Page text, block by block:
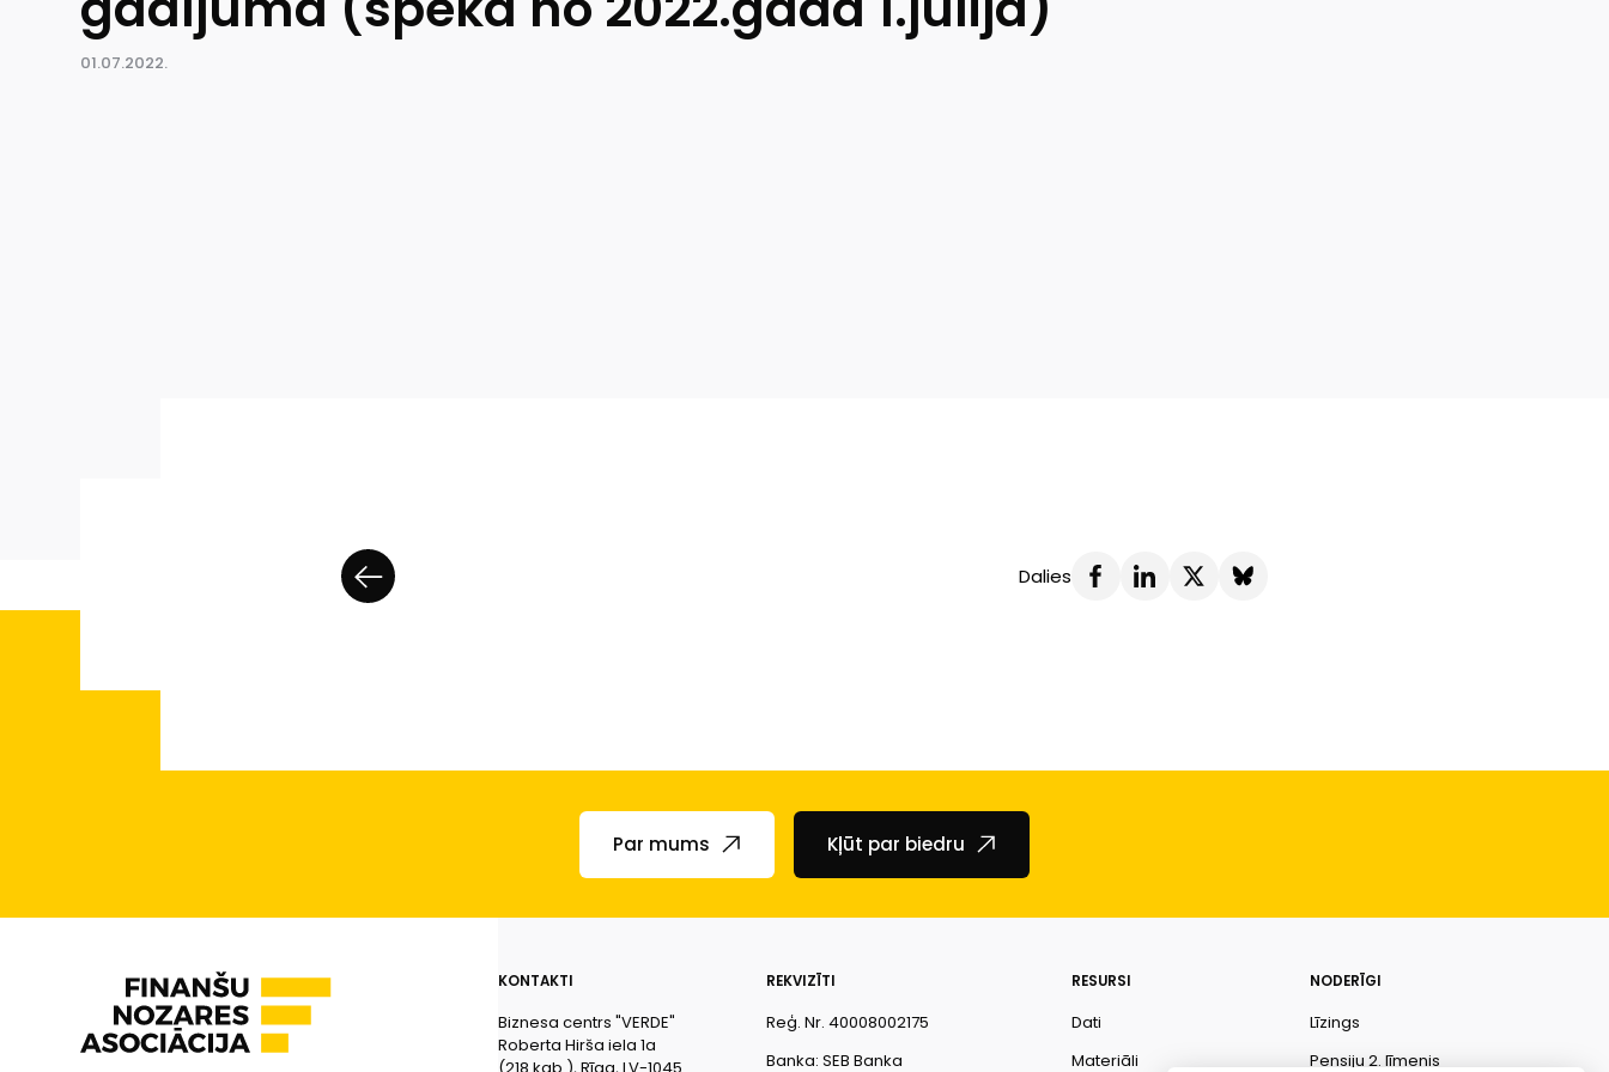
01.07.2022.
Dalies
Par mums Kļūt par biedru
KONTAKTI
Biznesa centrs "VERDE"
Roberta Hirša iela 1a
(218.kab.), Rīga, LV-1045
REKVIZĪTI
Reģ. Nr. 40008002175
Banka: SEB Banka
RESURSI
Dati
Materiāli
NODERĪGI
Līzings
Pensiju 2. līmenis